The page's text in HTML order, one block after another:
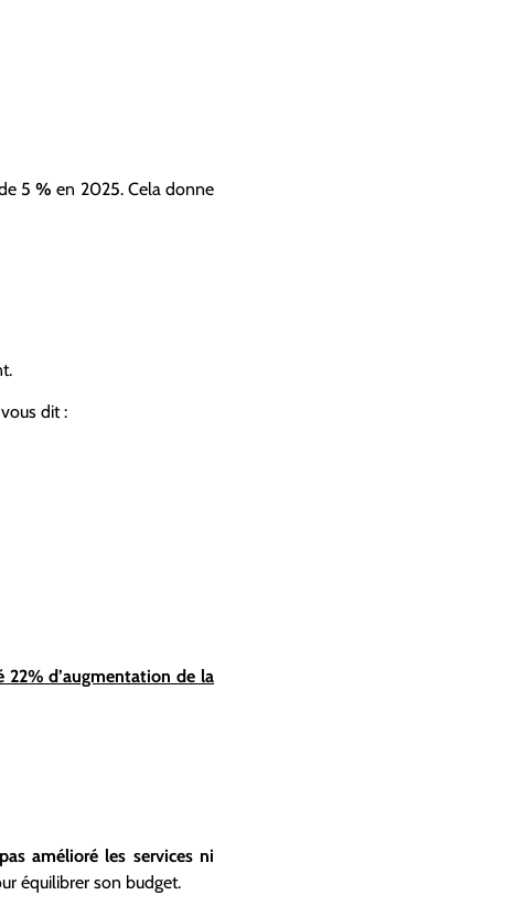
5% en 2025. Cela donne
dit :
22% d’augmentation de la
pas amélioré les services ni
équilibrer son budget.